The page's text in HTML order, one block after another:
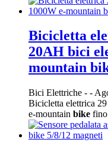
Bicicletta
20AH bici
mountain
Bici Elettriche - -
Bicicletta elettrica
e-mountain bike